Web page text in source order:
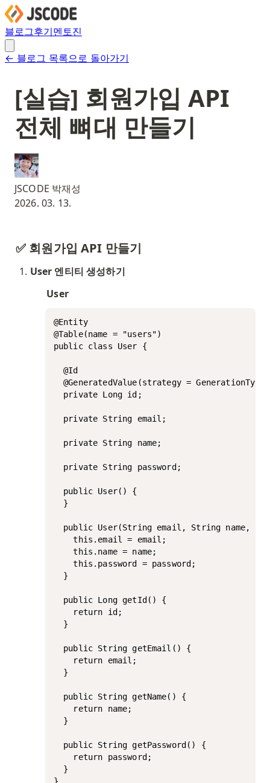
블로그후기멘토진
← 블로그 목록으로 돌아가기
[실습] 회원가입 API
전체 뼈대 만들기
JSCODE 박재성
2026. 03. 13.
✅ 회원가입 API 만들기
User 엔티티 생성하기
User
@Entity
@Table(name = "users")
public class User {
  @Id
@GeneratedValue(strategy =
  private Long id;
  private String email;
  private String name;
  private String password;
  public User() {
  }
public User(String email, String name,
    this.email = email;
    this.name = name;
    this.password = password;
  }
  public Long getId() {
    return id;
  }
  public String getEmail() {
    return email;
  }
  public String getName() {
    return name;
  }
  public String getPassword() {
    return password;
  }